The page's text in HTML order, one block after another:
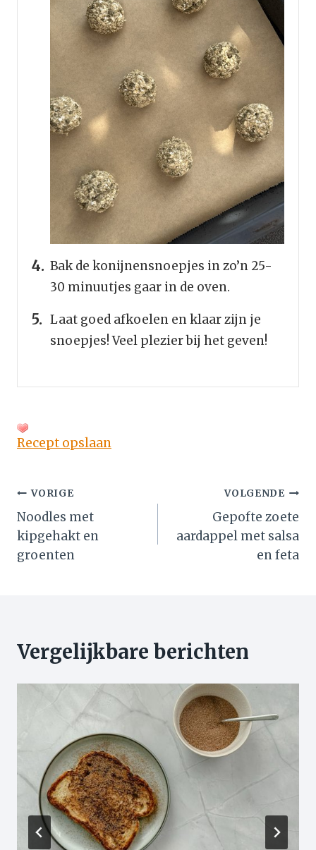
Bak de konijnensnoepjes in zo’n 25-
30 minuutjes gaar in de oven.
Laat goed afkoelen en klaar zijn je
snoepjes! Veel plezier bij het geven!
Recept opslaan
Bericht
navigatie
VORIGE
Noodles met
kipgehakt en
groenten
VOLGENDE
Gepofte zoete
aardappel met salsa
en feta
Vergelijkbare berichten